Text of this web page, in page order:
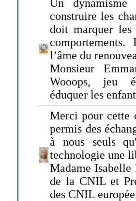
Un dynamisme
construire les
doit marquer les
l’âme du
Monsieur
Wooops, jeu
éduquer les
Merci pour cette
permis des
à nous seuls
technologie une
Madame Isabelle
de la CNIL et
des CNIL